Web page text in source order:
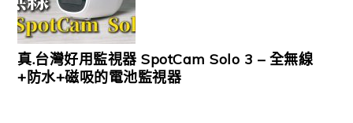
真.台灣好用監視器 SpotCam Solo 3 – 全無線
+防水+磁吸的電池監視器